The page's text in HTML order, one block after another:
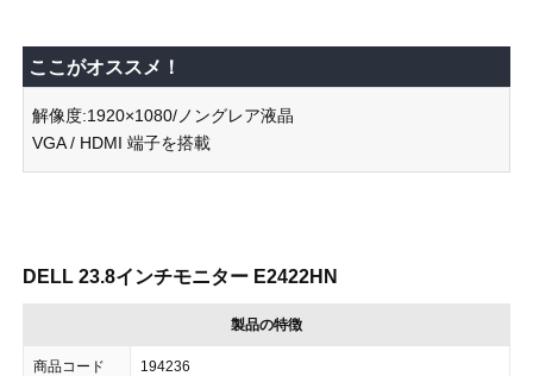
ここがオススメ！
解像度:1920×1080/ノングレア液晶
VGA / HDMI 端子を搭載
DELL 23.8インチモニター E2422HN
製品の特徴
商品コード 194236